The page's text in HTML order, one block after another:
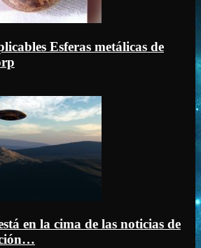
Esferas metálicas de
en la cima de las noticias de